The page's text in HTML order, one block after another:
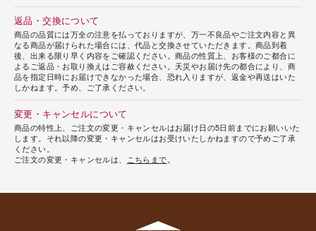
返品・交換について
商品の品質には万全の注意を払っておりますが、万一不良品やご注文内容と異
なる商品が届けられた場合には、代品と交換させていただきます。商品到着
後、出来る限り早く内容をご確認ください。商品の性質上、お客様のご都合に
よるご返品・お取り換えはご容赦ください。天災やお届け先の都合により、商
品を指定日時にお届けできなかった場合、恐れ入りますが、返金や再送はいた
しかねます。予め、ご了承ください。
変更・キャンセルについて
商品の特性上、ご注文の変更・キャンセルはお届け日の5日前までにお願いいた
します。それ以降の変更・キャンセルはお受けいたしかねますので予めご了承
ください。
ご注文の変更・キャンセルは、
こちらまで